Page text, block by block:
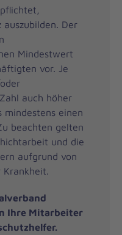
Der
Mindestwert
vor. Je
auch höher
mindestens einen
beachten gelten
und die
aufgrund von
Krankheit.
Ihre Mitarbeiter